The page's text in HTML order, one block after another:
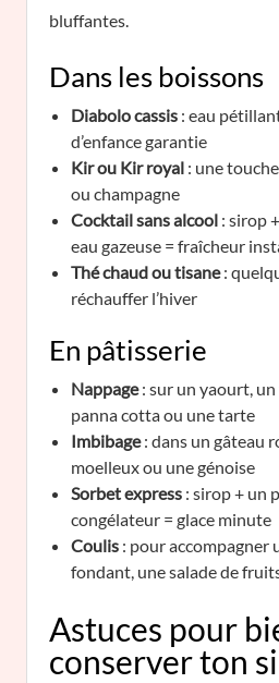
bluffantes.
Dans les boissons
Diabolo cassis : eau
d’enfance garantie
Kir ou Kir royal : une
ou champagne
Cocktail sans alcool : sirop
eau gazeuse = fraîcheur
Thé chaud ou tisane:
réchauffer l’hiver
En pâtisserie
Nappage: sur un yaourt, un
panna cotta ou une tarte
Imbibage: dans un gâteau
moelleux ou une génoise
Sorbet express : sirop + un
congélateur = glace minute
Coulis : pour accompagner
fondant, une salade de
Astuces pour
conserver ton